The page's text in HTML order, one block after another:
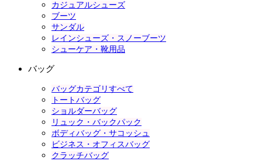
カジュアルシューズ
ブーツ
サンダル
レインシューズ・スノーブーツ
シューケア・靴用品
バッグ
バッグカテゴリすべて
トートバッグ
ショルダーバッグ
リュック・バックパック
ボディバッグ・サコッシュ
ビジネス・オフィスバッグ
クラッチバッグ